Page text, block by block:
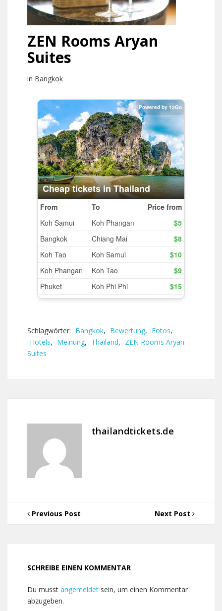
ZEN Rooms Aryan
Suites
in Bangkok
Schlagwörter: Bangkok, Bewertung, Fotos,
Hotels, Meinung, Thailand, ZEN Rooms Aryan
Suites
thailandtickets.de
Previous Post Next Post
SCHREIBE EINEN KOMMENTAR
Du musst angemeldet sein, um einen Kommentar
abzugeben.